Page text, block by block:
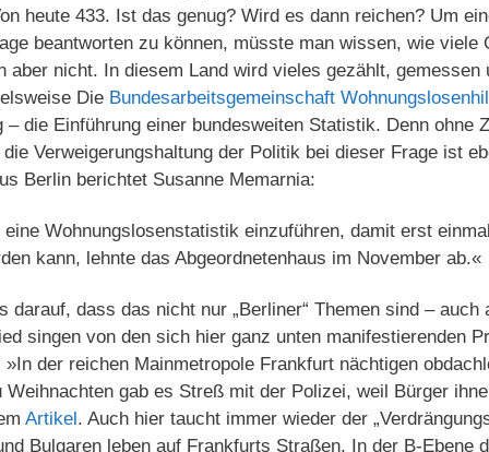
heute 433. Ist das genug? Wird es dann reichen? Um
beantworten zu können, müsste man wissen, wie viele
aber nicht. In diesem Land wird vieles gezählt, gemessen
Die Bundesarbeitsgemeinschaft
– die Einführung einer bundesweiten Statistik. Denn ohne
Verweigerungshaltung der Politik bei dieser Frage ist
Berlin berichtet Susanne Memarnia:
Wohnungslosenstatistik einzuführen, damit erst
kann, lehnte das Abgeordnetenhaus im November ab.«
darauf, dass das nicht nur „Berliner“ Themen sind – auch
singen von den sich hier ganz unten manifestierenden
der reichen Mainmetropole Frankfurt nächtigen
Weihnachten gab es Streß mit der Polizei, weil Bürger
Artikel. Auch hier taucht immer wieder der
Bulgaren leben auf Frankfurts Straßen. In der B-Ebene